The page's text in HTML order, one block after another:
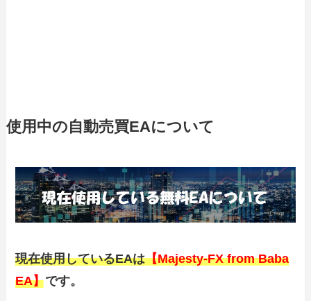
使用中の自動売買EAについて
現在使用しているEAは【Majesty-FX from Baba
EA】です。